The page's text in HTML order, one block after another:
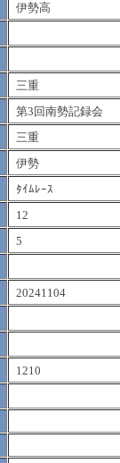
伊勢高
三重
第3回南勢記録会
三重
伊勢
ﾀｲﾑﾚｰｽ
12
5
20241104
1210